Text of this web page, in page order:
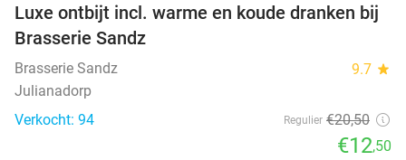
39%
Luxe ontbijt incl. warme en koude dranken bij
Brasserie Sandz
Brasserie Sandz 9.7 star
Julianadorp
Verkocht: 94
Regulier €20,50
€12,50